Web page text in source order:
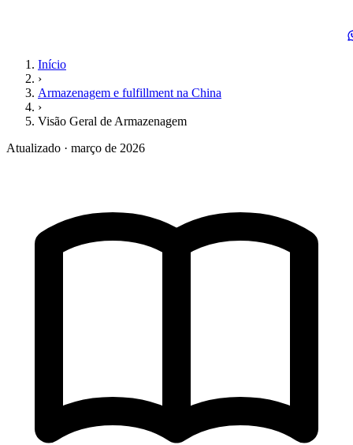
Início
›
Armazenagem e fulfillment na China
›
Visão Geral de Armazenagem
Atualizado · março de 2026